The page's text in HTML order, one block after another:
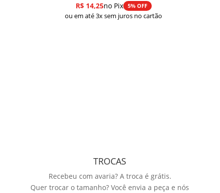
R$14,25no Pix 5% OFF
ou em até 3x sem juros no cartão
TROCAS
Recebeu com avaria? A troca é grátis.
Quer trocar o tamanho? Você envia a peça e nós